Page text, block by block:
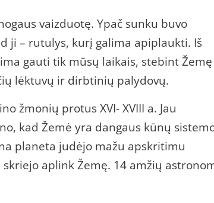
vaizduotę. Ypač sunku buvo
ji – rutulys, kurį galima apiplaukti. Iš
gauti tik mūsų laikais, stebint Žemę
lėktuvų ir dirbtinių palydovų.
žmonių protus XVI- XVIII a. Jau
kad Žemė yra dangaus kūnų
planeta judėjo mažu apskritimu
aplink Žemę. 14 amžių